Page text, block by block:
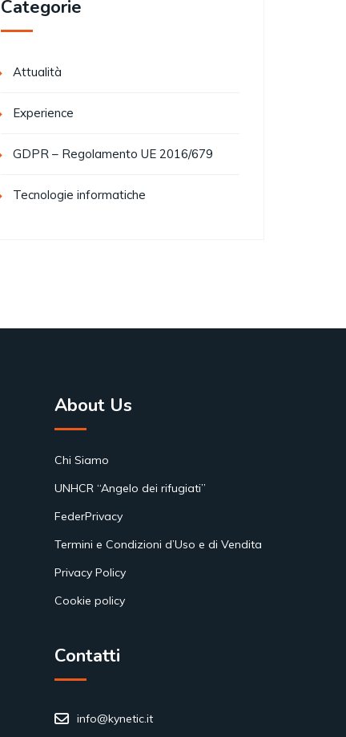
Categorie
Attualità
Experience
GDPR – Regolamento UE 2016/679
Tecnologie informatiche
About Us
Chi Siamo
UNHCR “Angelo dei rifugiati”
FederPrivacy
Termini e Condizioni d’Uso e di Vendita
Privacy Policy
Cookie policy
Contatti
info@kynetic.it